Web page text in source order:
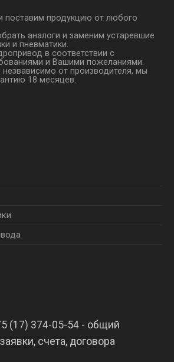
поставим продукцию от любого
аналоги и заменим устаревшие
и пневматики.
в соответствии с
и Вашими пожеланиями.
от производителя, мы
18 месяцев.
(17) 374-05-54 - общий
счета, договора